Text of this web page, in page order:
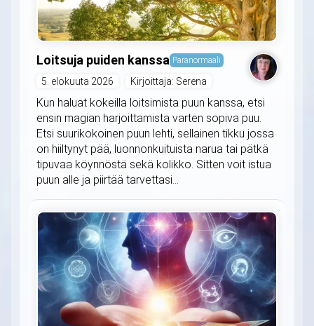
Loitsuja puiden kanssa Paranormaali
5. elokuuta 2026 Kirjoittaja: Serena
Kun haluat kokeilla loitsimista puun kanssa, etsi
ensin magian harjoittamista varten sopiva puu.
Etsi suurikokoinen puun lehti, sellainen tikku jossa
on hiiltynyt pää, luonnonkuituista narua tai pätkä
tipuvaa köynnöstä sekä kolikko. Sitten voit istua
puun alle ja piirtää tarvettasi...